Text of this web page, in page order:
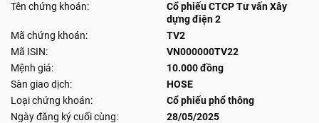
Tên chứng khoán:
Cổ phiếu CTCP Tư vấn Xây
dựng điện 2
Mã chứng khoán:
TV2
Mã ISIN:
VN000000TV22
Mệnh giá:
10.000 đồng
Sàn giao dịch:
HOSE
Loại chứng khoán:
Cổ phiếu phổ thông
Ngày đăng ký cuối cùng:
28/05/2025